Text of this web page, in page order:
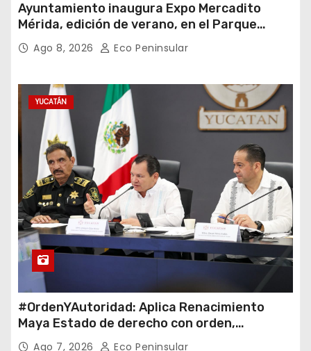
Ayuntamiento inaugura Expo Mercadito
Mérida, edición de verano, en el Parque
Eulogio Rosado
Ago 8, 2026 Eco Peninsular
YUCATÁN
#OrdenYAutoridad: Aplica Renacimiento
Maya Estado de derecho con orden,
coordinación y saldo blanco
Ago 7, 2026 Eco Peninsular